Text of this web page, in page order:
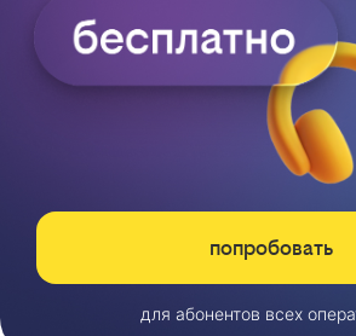
попробовать
для абонентов всех